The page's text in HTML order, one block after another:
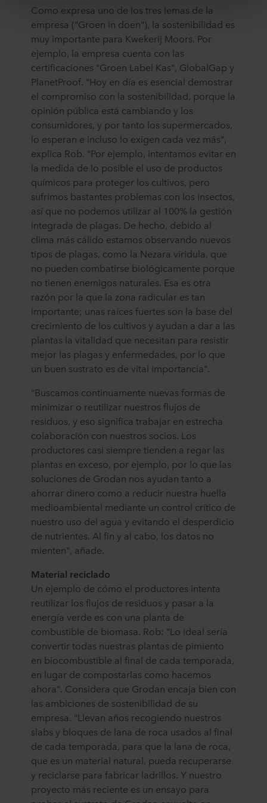
tercer país no seguro, incluidos los Estados Unidos, y al
aceptar cookies también reconoce esta transferencia,
teniendo en cuenta que el nivel de protección en el tercer
país puede no ser el mismo que en la UE/EEE.
A continuación puede leer más sobre los fines, las
descripciones generales de la información recopilada,
quién instala cada una de las cookies, los enlaces a la
política de privacidad de nuestros socios potenciales y
durante cuánto tiempo se almacena cada cookie en su
equipo. Los fines para los cuales nuestros sitios web
pueden utilizar cookies y, por tanto, procesar información
sobre usted a través de cookies, es decisión suya.
Puede retirar su consentimiento o cambiarlo en cualquier
momento haciendo clic en el icono de cookies situado en
la parte inferior del sitio web. Lea más sobre el uso que
hacemos de nuestras cookies en la sección «Acerca de»
nuestraDeclaración de privacidad, incluyendo qué
empresa específica de ROCKWOOL es la responsable
del tratamiento de sus datos personales.
Como expresa uno de los tres lemas de la
empresa ("Groen in doen"), la sostenibilidad es
muy importante para Kwekerij Moors. Por
ejemplo, la empresa cuenta con las
certificaciones "Groen Label Kas", GlobalGap y
PlanetProof. "Hoy en día es esencial demostrar
el compromiso con la sostenibilidad, porque la
opinión pública está cambiando y los
consumidores, y por tanto los supermercados,
lo esperan e incluso lo exigen cada vez más",
explica Rob. "Por ejemplo, intentamos evitar en
la medida de lo posible el uso de productos
químicos para proteger los cultivos, pero
sufrimos bastantes problemas con los insectos,
así que no podemos utilizar al 100% la gestión
integrada de plagas. De hecho, debido al
clima más cálido estamos observando nuevos
tipos de plagas, como la Nezara viridula, que
no pueden combatirse biológicamente porque
no tienen enemigos naturales. Esa es otra
razón por la que la zona radicular es tan
importante; unas raíces fuertes son la base del
crecimiento de los cultivos y ayudan a dar a las
plantas la vitalidad que necesitan para resistir
mejor las plagas y enfermedades, por lo que
un buen sustrato es de vital importancia".
"Buscamos continuamente nuevas formas de
minimizar o reutilizar nuestros flujos de
residuos, y eso significa trabajar en estrecha
colaboración con nuestros socios. Los
productores casi siempre tienden a regar las
plantas en exceso, por ejemplo, por lo que las
soluciones de Grodan nos ayudan tanto a
ahorrar dinero como a reducir nuestra huella
medioambiental mediante un control crítico de
nuestro uso del agua y evitando el desperdicio
de nutrientes. Al fin y al cabo, los datos no
mienten", añade.
Material reciclado
Un ejemplo de cómo el productores intenta
reutilizar los flujos de residuos y pasar a la
energía verde es con una planta de
combustible de biomasa. Rob: "Lo ideal sería
convertir todas nuestras plantas de pimiento
en biocombustible al final de cada temporada,
en lugar de compostarlas como hacemos
ahora". Considera que Grodan encaja bien con
las ambiciones de sostenibilidad de su
empresa. "Llevan años recogiendo nuestros
slabs y bloques de lana de roca usados al final
de cada temporada, para que la lana de roca,
que es un material natural, pueda recuperarse
y reciclarse para fabricar ladrillos. Y nuestro
proyecto más reciente es un ensayo para